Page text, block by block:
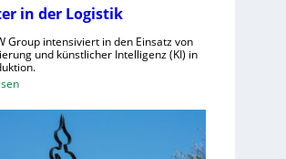
e
v
e
r
o
u
d
-
K
a
in der Logistik
Group intensiviert in den Einsatz von
und künstlicher Intelligenz (KI) in
: